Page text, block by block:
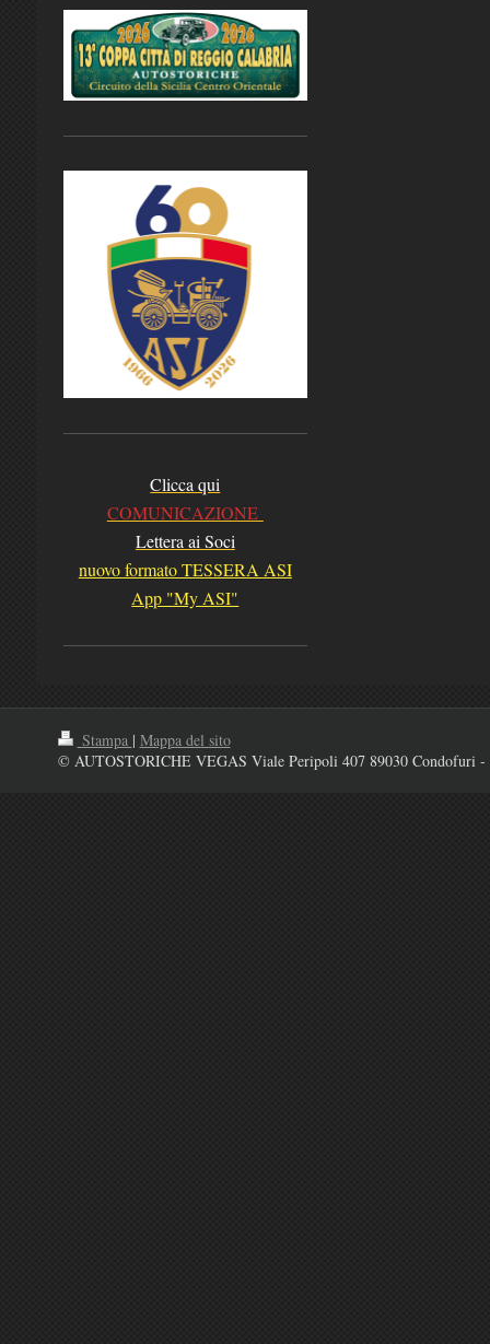
Clicca qui
COMUNICAZIONE
Lettera ai Soci
nuovo formato TESSERA ASI
App "My ASI"
Stampa | Mappa del sito
© AUTOSTORICHE VEGAS Viale Peripoli 407 89030 Condofuri -